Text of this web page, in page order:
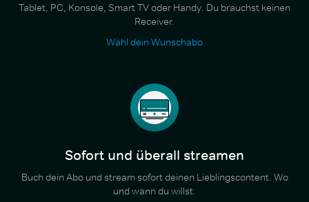
Tablet, PC, Konsole, Smart TV oder Handy. Du brauchst keinen
Receiver.
Wähl dein Wunschabo
Sofort und überall streamen
Buch dein Abo und stream sofort deinen Lieblingscontent. Wo
und wann du willst.